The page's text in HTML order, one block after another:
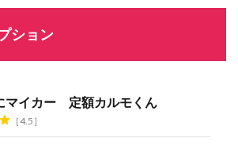
ション
マイカー 定額カルモくん
4.5